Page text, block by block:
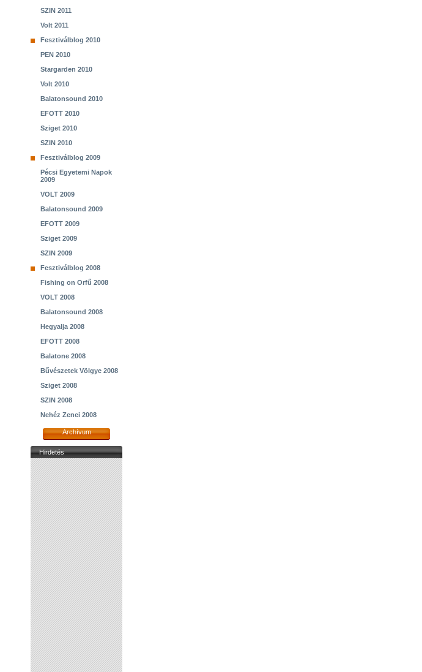
SZIN 2011
Volt 2011
Fesztiválblog 2010
PEN 2010
Stargarden 2010
Volt 2010
Balatonsound 2010
EFOTT 2010
Sziget 2010
SZIN 2010
Fesztiválblog 2009
Pécsi Egyetemi Napok
2009
VOLT 2009
Balatonsound 2009
EFOTT 2009
Sziget 2009
SZIN 2009
Fesztiválblog 2008
Fishing on Orfű 2008
VOLT 2008
Balatonsound 2008
Hegyalja 2008
EFOTT 2008
Balatone 2008
Bűvészetek Völgye 2008
Sziget 2008
SZIN 2008
Nehéz Zenei 2008
Archívum
Hirdetés